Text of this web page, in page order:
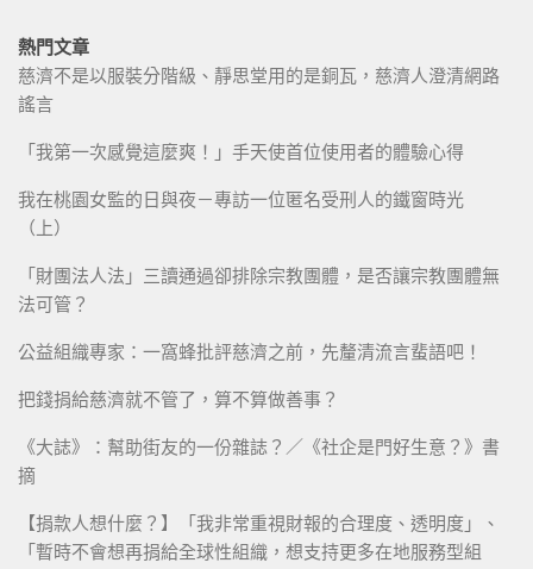
熱門文章
慈濟不是以服裝分階級、靜思堂用的是銅瓦，慈濟人澄清網路
謠言
「我第一次感覺這麼爽！」手天使首位使用者的體驗心得
我在桃園女監的日與夜－專訪一位匿名受刑人的鐵窗時光
（上）
「財團法人法」三讀通過卻排除宗教團體，是否讓宗教團體無
法可管？
公益組織專家：一窩蜂批評慈濟之前，先釐清流言蜚語吧！
把錢捐給慈濟就不管了，算不算做善事？
《大誌》：幫助街友的一份雜誌？／《社企是門好生意？》書
摘
【捐款人想什麼？】「我非常重視財報的合理度、透明度」、
「暫時不會想再捐給全球性組織，想支持更多在地服務型組